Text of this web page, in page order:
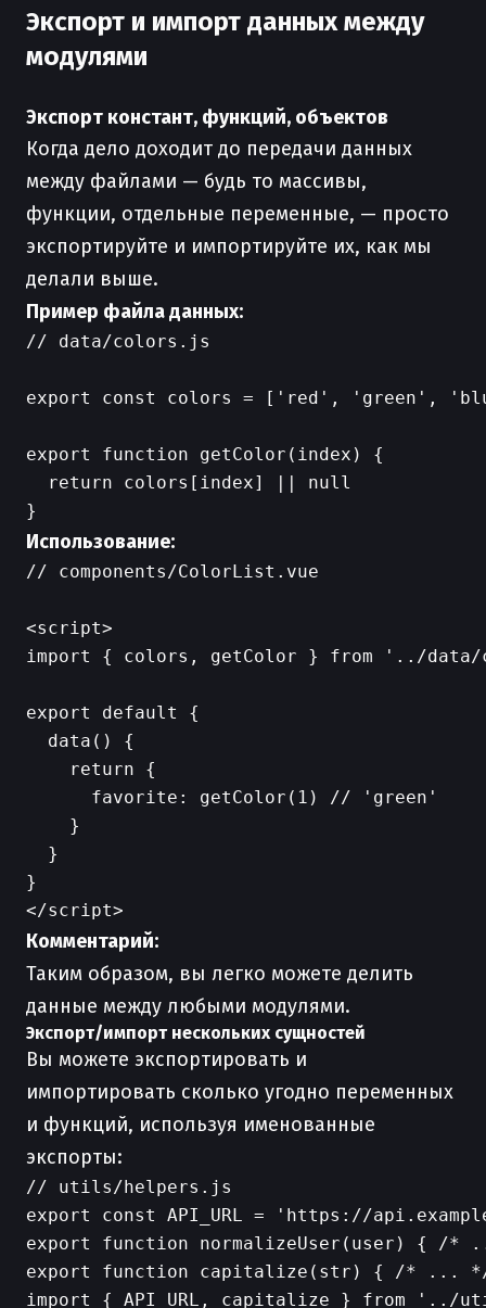
Экспорт и импорт данных между
модулями
Экспорт констант, функций, объектов
Когда дело доходит до передачи данных
между файлами — будь то массивы,
функции, отдельные переменные, — просто
экспортируйте и импортируйте их, как мы
делали выше.
Пример файла данных:
// data/colors.js
export const colors = ['red', 'green',
export function getColor(index) {
  return colors[index] || null
Использование:
// components/ColorList.vue
<script>
import { colors, getColor } from '../
export default {
  data() {
    return {
      favorite: getColor(1) // 'green'
    }
  }
}
Комментарий:
Таким образом, вы легко можете делить
данные между любыми модулями.
Экспорт/импорт нескольких сущностей
Вы можете экспортировать и
импортировать сколько угодно переменных
и функций, используя именованные
экспорты:
// utils/helpers.js
export const API_URL = 'https://
export function normalizeUser(user) { /